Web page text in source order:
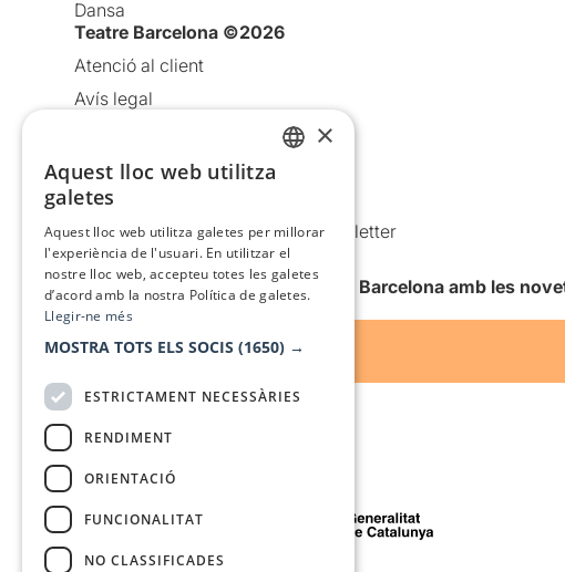
Dansa
Teatre Barcelona ©2026
Atenció al client
Avís legal
Política de cookies
Condicions d’ús
Comunicacions comercials i Newsletter
Anuncia’t
Vull rebre la newsletter de Teatre Barcelona amb les
Amb el suport de
×
Aquest lloc web utilitza
galetes
Aquest lloc web utilitza galetes per millorar
l'experiència de l'usuari. En utilitzar el
nostre lloc web, accepteu totes les galetes
d’acord amb la nostra Política de galetes.
Llegir-ne més
MOSTRA TOTS ELS SOCIS (1650) →
ESTRICTAMENT NECESSÀRIES
RENDIMENT
ORIENTACIÓ
FUNCIONALITAT
NO CLASSIFICADES